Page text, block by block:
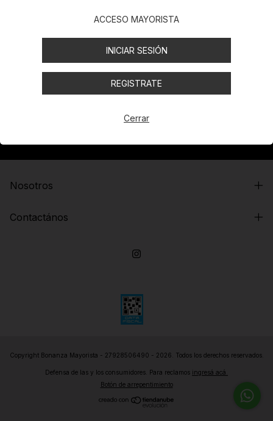
Newsletter
Registrate y recibí nuestras ofertas.
Nosotros
Contactános
Copyright Bonanza Mayorista - 27928506490 - 2026. Todos los derechos reservados.
Defensa de las y los consumidores. Para reclamos ingresá acá.
Botón de arrepentimiento
ACCESO MAYORISTA
INICIAR SESIÓN
REGISTRATE
Cerrar